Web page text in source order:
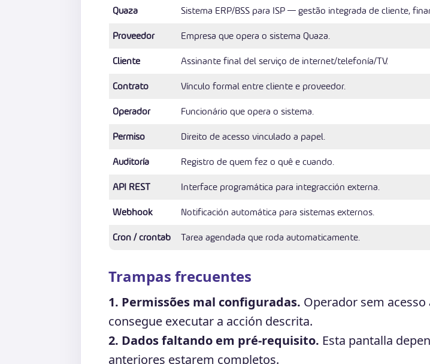
Quaza
Sistema ERP/BSS para ISP — gestão integrada de cliente,
Proveedor
Empresa que opera o sistema Quaza.
Cliente
Assinante final del serviço de internet/telefonía/TV.
Contrato
Vínculo formal entre cliente e proveedor.
Operador
Funcionário que opera o sistema.
Permiso
Direito de acesso vinculado a papel.
Auditoría
Registro de quem fez o quê e cuando.
API REST
Interface programática para integracción externa.
Webhook
Notificación automática para sistemas externos.
Cron / crontab
Tarea agendada que roda automaticamente.
Trampas frecuentes
1. Permissões mal configuradas. Operador sem
consegue executar a acción descrita.
2. Dados faltando em pré-requisito. Esta pantalla
anteriores estarem completos.